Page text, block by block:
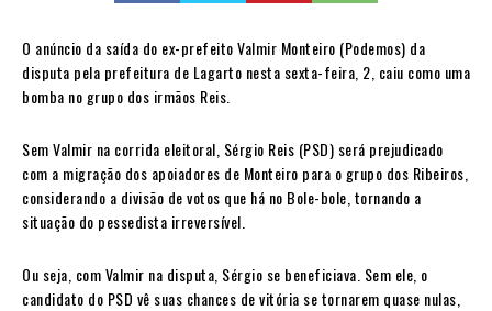
O anúncio da saída do ex-prefeito Valmir Monteiro (Podemos) da
disputa pela prefeitura de Lagarto nesta sexta-feira, 2, caiu como uma
bomba no grupo dos irmãos Reis.
Sem Valmir na corrida eleitoral, Sérgio Reis (PSD) será prejudicado
com a migração dos apoiadores de Monteiro para o grupo dos Ribeiros,
considerando a divisão de votos que há no Bole-bole, tornando a
situação do pessedista irreversível.
Ou seja, com Valmir na disputa, Sérgio se beneficiava. Sem ele, o
candidato do PSD vê suas chances de vitória se tornarem quase nulas,